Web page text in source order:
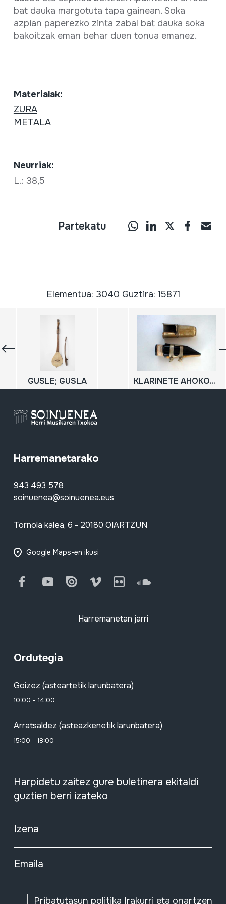
bat dauka margotuta tapa gainean. Soka
azpian paperezko zinta zabal bat dauka soka
bakoitzak eman behar duen tonua emanez.
Materialak:
ZURA
METALA
Neurriak:
L.: 38,5
Partekatu
Elementua: 3040 Guztira: 15871
GUSLE; GUSLA KLARINETE AHOKOA (BOKILLA)
Harremanetarako
943 493 578
soinuenea@soinuenea.eus
Tornola kalea, 6 - 20180 OIARTZUN
Google Maps-en ikusi
FacebookYoutube Issuu Vimeo Flickr SoundCloud
Harremanetan jarri
Ordutegia
Goizez (asteartetik larunbatera)
10:00 - 14:00
Arratsaldez (asteazkenetik larunbatera)
15:00 - 18:00
Harpidetu zaitez gure buletinera ekitaldi
guztien berri izateko
Izena
Emaila
Pribatutasun politika Irakurri eta onartzen